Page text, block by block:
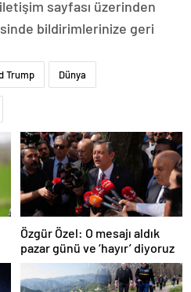
sayfası üzerinden
bildirimlerinize geri
Trump Dünya
Özgür Özel: O mesajı aldık
pazar günü ve ‘hayır’ diyoruz